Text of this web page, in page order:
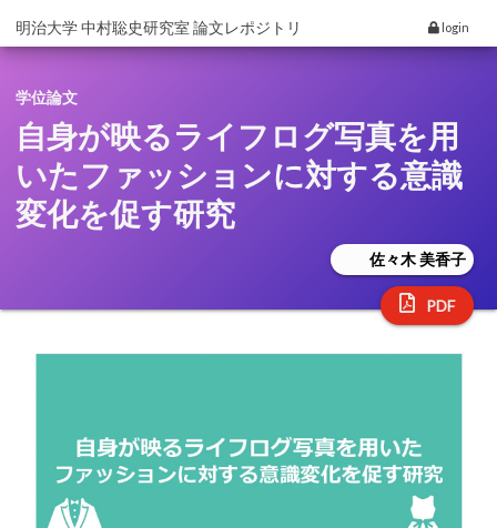
明治大学 中村聡史研究室 論文レポジトリ login
学位論文
⾃⾝が映るライフログ写真を⽤
いたファッションに対する意識
変化を促す研究
佐々木 美香子
PDF